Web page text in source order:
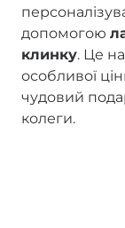
допомогою
клинку. Це
особливої
чудовий
колеги.